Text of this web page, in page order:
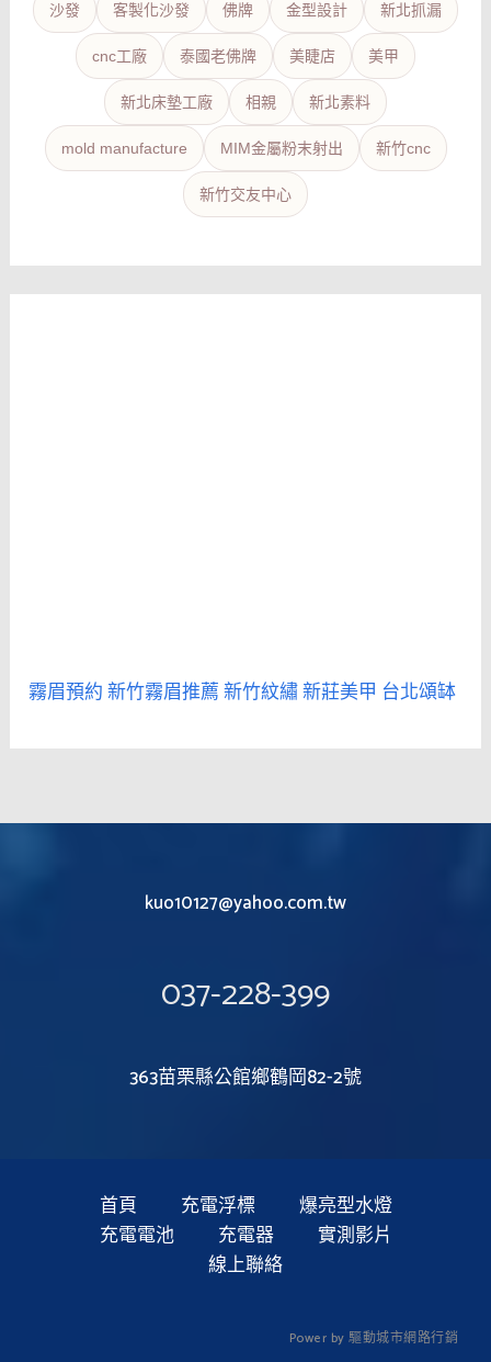
沙發 客製化沙發 佛牌 金型設計 新北抓漏
cnc工廠 泰國老佛牌 美睫店 美甲
新北床墊工廠 相親 新北素料
mold manufacture MIM金屬粉末射出 新竹cnc
新竹交友中心
霧眉預約新竹霧眉推薦新竹紋繡新莊美甲 台北頌缽
kuo10127@yahoo.com.tw
037-228-399
363苗栗縣公館鄉鶴岡82-2號
首頁 充電浮標
爆亮型水燈
充電電池
充電器
實測影片
線上聯絡
Power by 驅動城市網路行銷